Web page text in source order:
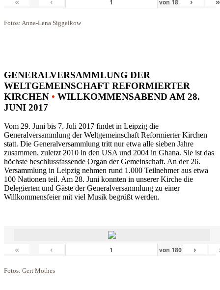
von 18
Fotos: Anna-Lena Siggelkow
GENERALVERSAMMLUNG DER
WELTGEMEINSCHAFT REFORMIERTER
KIRCHEN • WILLKOMMENSABEND AM 28.
JUNI 2017
Vom 29. Juni bis 7. Juli 2017 findet in Leipzig die
Generalversammlung der Weltgemeinschaft Reformierter Kirchen
statt. Die Generalversammlung tritt nur etwa alle sieben Jahre
zusammen, zuletzt 2010 in den USA und 2004 in Ghana. Sie ist das
höchste beschlussfassende Organ der Gemeinschaft. An der 26.
Versammlung in Leipzig nehmen rund 1.000 Teilnehmer aus etwa
100 Nationen teil. Am 28. Juni konnten in unserer Kirche die
Delegierten und Gäste der Generalversammlung zu einer
Willkommensfeier mit viel Musik begrüßt werden.
« ‹ von 180 ›
Fotos: Gert Mothes